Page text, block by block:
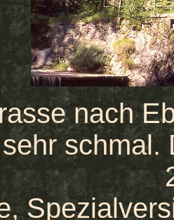
nach
schmal.